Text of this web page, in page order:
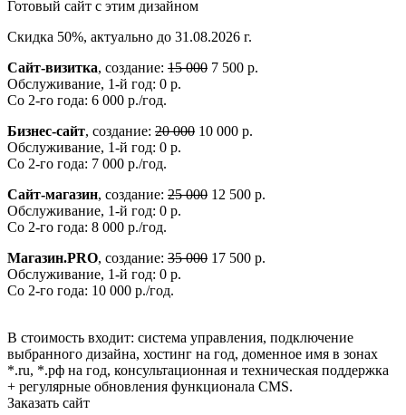
Готовый сайт с этим дизайном
Скидка 50%, актуально до 31.08.2026 г.
Сайт-визитка, создание: 15 000 7 500 р.
Обслуживание, 1-й год: 0 р.
Со 2-го года: 6 000 р./год.
Бизнес-сайт, создание: 20 000 10 000 р.
Обслуживание, 1-й год: 0 р.
Со 2-го года: 7 000 р./год.
Сайт-магазин, создание: 25 000 12 500 р.
Обслуживание, 1-й год: 0 р.
Со 2-го года: 8 000 р./год.
Магазин.PRO, создание: 35 000 17 500 р.
Обслуживание, 1-й год: 0 р.
Со 2-го года: 10 000 р./год.
В стоимость входит: система управления, подключение
выбранного дизайна, хостинг на год, доменное имя в зонах
*.ru, *.рф на год, консультационная и техническая поддержка
+ регулярные обновления функционала CMS.
Заказать сайт